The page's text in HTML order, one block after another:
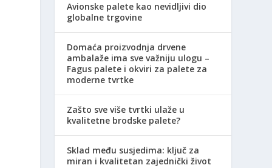
Avionske palete kao nevidljivi dio
globalne trgovine
Domaća proizvodnja drvene
ambalaže ima sve važniju ulogu –
Fagus palete i okviri za palete za
moderne tvrtke
Zašto sve više tvrtki ulaže u
kvalitetne brodske palete?
Sklad među susjedima: ključ za
miran i kvalitetan zajednički život